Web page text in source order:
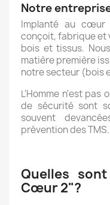
Notre
Implanté au cœur
conçoit, fabrique et
bois et tissus.
matière première
notre secteur (bois
L'Homme n'est pas
de sécurité sont
souvent
prévention des TMS.
Quelles
Cœur 2"?